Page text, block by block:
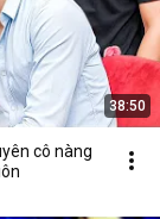
38:50
cô nàng